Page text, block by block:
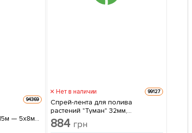
94369
— 5х8мм,
Z10-01
Нет в наличии 99127
Спрей-лента для полива
растений "Туман" 32мм,
100метров
884 грн